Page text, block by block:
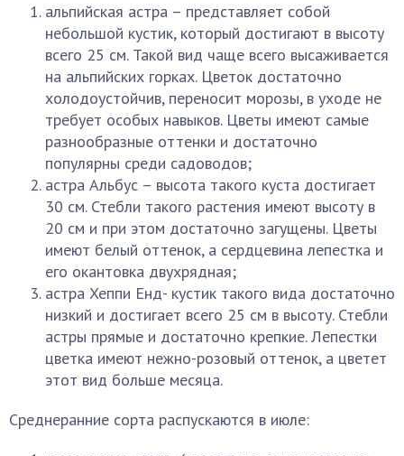
альпийская астра – представляет собой
небольшой кустик, который достигают в высоту
всего 25 см. Такой вид чаще всего высаживается
на альпийских горках. Цветок достаточно
холодоустойчив, переносит морозы, в уходе не
требует особых навыков. Цветы имеют самые
разнообразные оттенки и достаточно
популярны среди садоводов;
астра Альбус – высота такого куста достигает
30 см. Стебли такого растения имеют высоту в
20 см и при этом достаточно загущены. Цветы
имеют белый оттенок, а сердцевина лепестка и
его окантовка двухрядная;
астра Хеппи Енд- кустик такого вида достаточно
низкий и достигает всего 25 см в высоту. Стебли
астры прямые и достаточно крепкие. Лепестки
цветка имеют нежно-розовый оттенок, а цветет
этот вид больше месяца.
Среднеранние сорта распускаются в июле: